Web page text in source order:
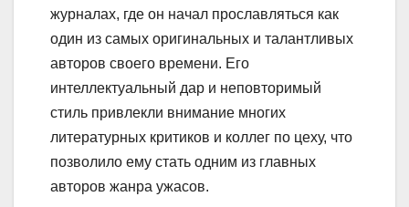
журналах, где он начал прославляться как
один из самых оригинальных и талантливых
авторов своего времени. Его
интеллектуальный дар и неповторимый
стиль привлекли внимание многих
литературных критиков и коллег по цеху, что
позволило ему стать одним из главных
авторов жанра ужасов.